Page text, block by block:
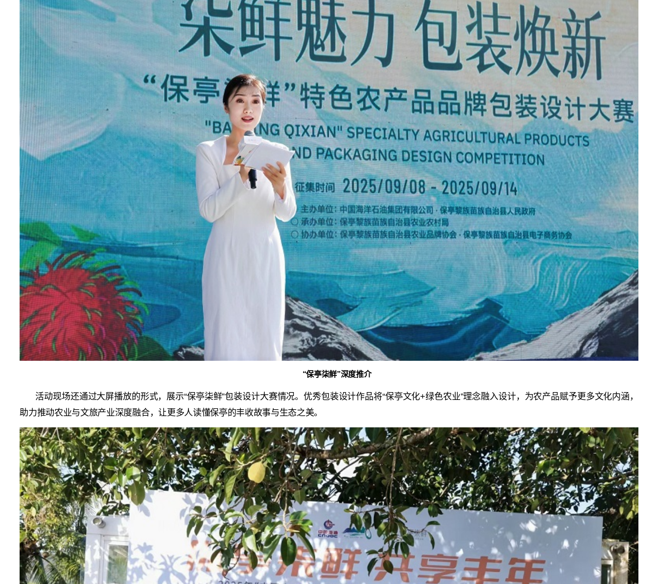
“保亭柒鲜”深度推介
活动现场还通过大屏播放的形式，展示“保亭柒鲜”包装设计大赛情况。优秀包装设计作品将“保亭文化+绿色农业”理念融入设计，为农产品赋予更多文化内涵，
助力推动农业与文旅产业深度融合，让更多人读懂保亭的丰收故事与生态之美。